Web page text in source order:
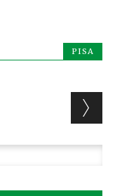
PISA